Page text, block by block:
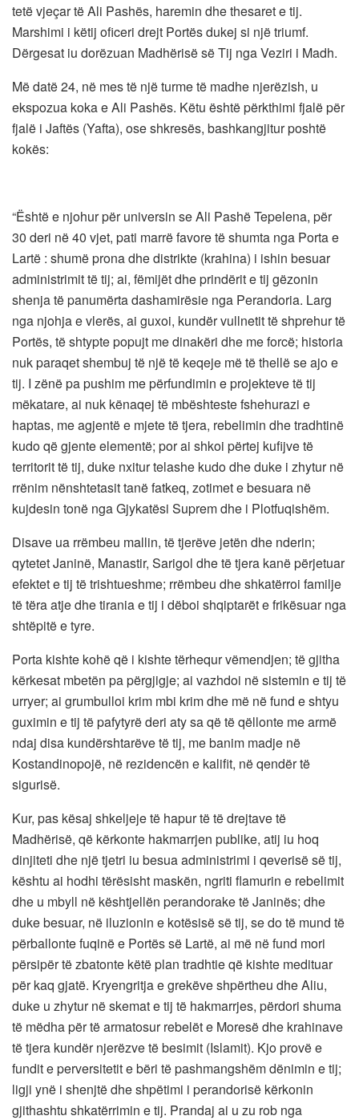
tetë vjeçar të Ali Pashës, haremin dhe thesaret e tij.
Marshimi i këtij oficeri drejt Portës dukej si një triumf.
Dërgesat iu dorëzuan Madhërisë së Tij nga Veziri i Madh.
Më datë 24, në mes të një turme të madhe njerëzish, u
ekspozua koka e Ali Pashës. Këtu është përkthimi fjalë për
fjalë i Jaftës (Yafta), ose shkresës, bashkangjitur poshtë
kokës:
“Është e njohur për universin se Ali Pashë Tepelena, për
30 deri në 40 vjet, pati marrë favore të shumta nga Porta e
Lartë : shumë prona dhe distrikte (krahina) i ishin besuar
administrimit të tij; ai, fëmijët dhe prindërit e tij gëzonin
shenja të panumërta dashamirësie nga Perandoria. Larg
nga njohja e vlerës, ai guxoi, kundër vullnetit të shprehur të
Portës, të shtypte popujt me dinakëri dhe me forcë; historia
nuk paraqet shembuj të një të keqeje më të thellë se ajo e
tij. I zënë pa pushim me përfundimin e projekteve të tij
mëkatare, ai nuk kënaqej të mbështeste fshehurazi e
haptas, me agjentë e mjete të tjera, rebelimin dhe tradhtinë
kudo që gjente elementë; por ai shkoi përtej kufijve të
territorit të tij, duke nxitur telashe kudo dhe duke i zhytur në
rrënim nënshtetasit tanë fatkeq, zotimet e besuara në
kujdesin tonë nga Gjykatësi Suprem dhe i Plotfuqishëm.
Disave ua rrëmbeu mallin, të tjerëve jetën dhe nderin;
qytetet Janinë, Manastir, Sarigol dhe të tjera kanë përjetuar
efektet e tij të trishtueshme; rrëmbeu dhe shkatërroi familje
të tëra atje dhe tirania e tij i dëboi shqiptarët e frikësuar nga
shtëpitë e tyre.
Porta kishte kohë që i kishte tërhequr vëmendjen; të gjitha
kërkesat mbetën pa përgjigje; ai vazhdoi në sistemin e tij të
urryer; ai grumbulloi krim mbi krim dhe më në fund e shtyu
guximin e tij të pafytyrë deri aty sa që të qëllonte me armë
ndaj disa kundërshtarëve të tij, me banim madje në
Kostandinopojë, në rezidencën e kalifit, në qendër të
sigurisë.
Kur, pas kësaj shkeljeje të hapur të të drejtave të
Madhërisë, që kërkonte hakmarrjen publike, atij iu hoq
dinjiteti dhe një tjetri iu besua administrimi i qeverisë së tij,
kështu ai hodhi tërësisht maskën, ngriti flamurin e rebelimit
dhe u mbyll në kështjellën perandorake të Janinës; dhe
duke besuar, në iluzionin e kotësisë së tij, se do të mund të
përballonte fuqinë e Portës së Lartë, ai më në fund mori
përsipër të zbatonte këtë plan tradhtie që kishte medituar
për kaq gjatë. Kryengritja e grekëve shpërtheu dhe Aliu,
duke u zhytur në skemat e tij të hakmarrjes, përdori shuma
të mëdha për të armatosur rebelët e Moresë dhe krahinave
të tjera kundër njerëzve të besimit (Islamit). Kjo provë e
fundit e perversitetit e bëri të pashmangshëm dënimin e tij;
ligji ynë i shenjtë dhe shpëtimi i perandorisë kërkonin
gjithashtu shkatërrimin e tij. Prandaj ai u zu rob nga